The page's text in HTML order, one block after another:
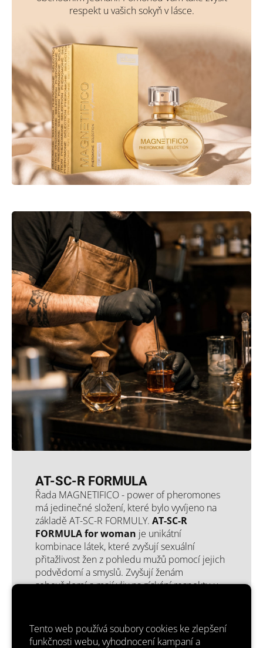
Tento web používá soubory cookies ke zlepšení
funkčnosti webu, vyhodnocení kampaní a
respekt u vašich sokyň v lásce.
AT-SC-R FORMULA
Řada MAGNETIFICO - power of pheromones
má jedinečné složení, které bylo vyvíjeno na
základě AT-SC-R FORMULY. AT-SC-R
FORMULA for woman je unikátní
kombinace látek, které zvyšují sexuální
přitažlivost žen z pohledu mužů pomocí jejich
podvědomí a smyslů. Zvyšují ženám
sebevědomí a mají vliv na získání respektu u
parfémy.To znamená, že obsahují více než
15% vonných složek! Většinou 18-25%. Jejich